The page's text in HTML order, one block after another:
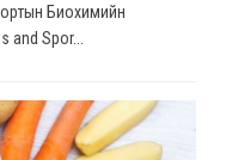
Биохимийн
Spor...